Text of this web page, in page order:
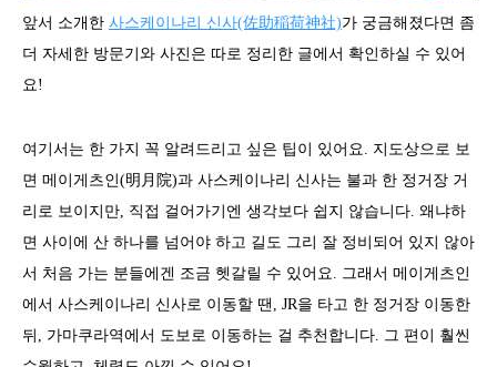
앞서 소개한 사스케이나리 신사(佐助稲荷神社)가 궁금해졌다면 좀
더 자세한 방문기와 사진은 따로 정리한 글에서 확인하실 수 있어
요!
여기서는 한 가지 꼭 알려드리고 싶은 팁이 있어요. 지도상으로 보
면 메이게츠인(明月院)과 사스케이나리 신사는 불과 한 정거장 거
리로 보이지만, 직접 걸어가기엔 생각보다 쉽지 않습니다. 왜냐하
면 사이에 산 하나를 넘어야 하고 길도 그리 잘 정비되어 있지 않아
서 처음 가는 분들에겐 조금 헷갈릴 수 있어요. 그래서 메이게츠인
에서 사스케이나리 신사로 이동할 땐, JR을 타고 한 정거장 이동한
뒤, 가마쿠라역에서 도보로 이동하는 걸 추천합니다. 그 편이 훨씬